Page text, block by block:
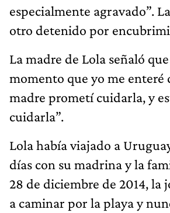
especialmente agravado”.
otro detenido por
La madre de Lola señaló
momento que yo me enteré
madre prometí cuidarla, y
cuidarla”.
Lola había viajado a
días con su madrina y la
28 de diciembre de 2014, la
a caminar por la playa y